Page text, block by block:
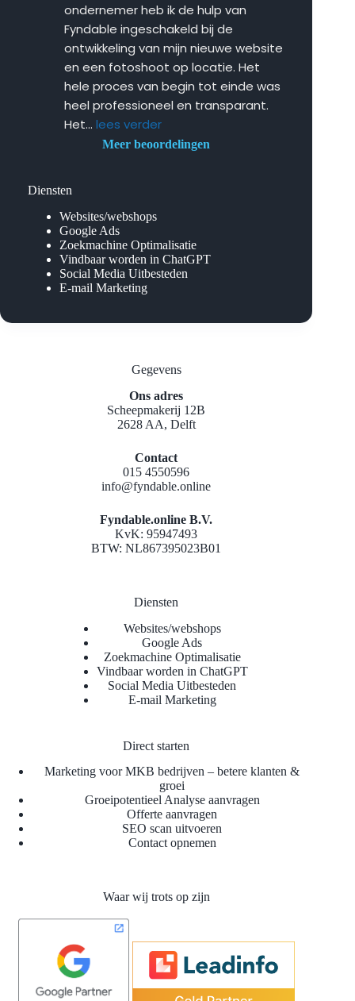
ondernemer heb ik de hulp van
Fyndable ingeschakeld bij de
ontwikkeling van mijn nieuwe website
en een fotoshoot op locatie. Het
hele proces van begin tot einde was
heel professioneel en transparant.
Het... lees verder
Meer beoordelingen
Diensten
Websites/webshops
Google Ads
Zoekmachine Optimalisatie
Vindbaar worden in ChatGPT
Social Media Uitbesteden
E-mail Marketing
Gegevens
Ons adres
Scheepmakerij 12B
2628 AA, Delft
Contact
015 4550596
info@fyndable.online
Fyndable.online B.V.
KvK: 95947493
BTW: NL867395023B01
Diensten
Websites/webshops
Google Ads
Zoekmachine Optimalisatie
Vindbaar worden in ChatGPT
Social Media Uitbesteden
E-mail Marketing
Direct starten
Marketing voor MKB bedrijven – betere klanten &
groei
Groeipotentieel Analyse aanvragen
Offerte aanvragen
SEO scan uitvoeren
Contact opnemen
Waar wij trots op zijn